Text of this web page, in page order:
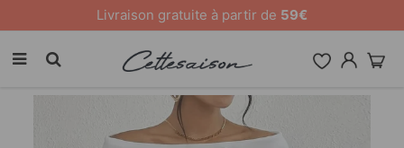
10 % de remise sur tout le site [CODE: